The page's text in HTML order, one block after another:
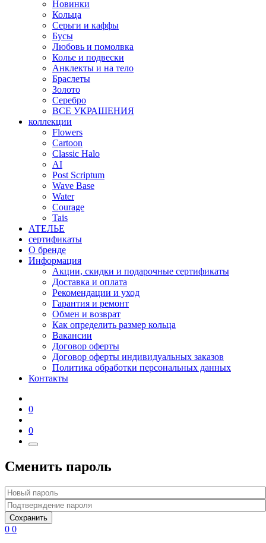
Новинки
Кольца
Серьги и каффы
Бусы
Любовь и помолвка
Колье и подвески
Анклекты и на тело
Браслеты
Золото
Серебро
ВСЕ УКРАШЕНИЯ
коллекции
Flowers
Cartoon
Classic Halo
AI
Post Scriptum
Wave Base
Water
Courage
Tais
АТЕЛЬЕ
сертификаты
О бренде
Информация
Акции, скидки и подарочные сертификаты
Доставка и оплата
Рекомендации и уход
Гарантия и ремонт
Обмен и возврат
Как определить размер кольца
Вакансии
Договор оферты
Договор оферты индивидуальных заказов
Политика обработки персональных данных
Контакты
0
0
Сменить пароль
Сохранить
0 0